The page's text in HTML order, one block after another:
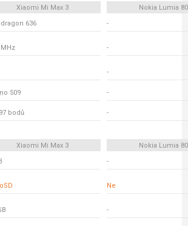
Xiaomi Mi Max 3
Nokia Lumia
636 -
MHz -
-
509 -
bodů -
Xiaomi Mi Max 3
Nokia Lumia
-
Ne
-